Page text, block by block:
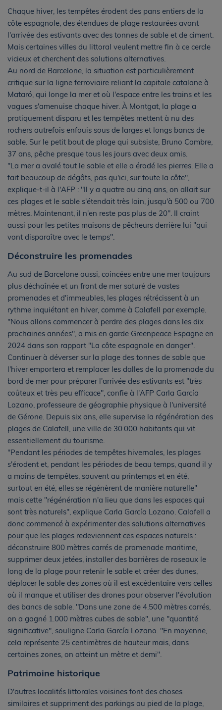
Chaque hiver, les tempêtes érodent des pans entiers de la
côte espagnole, des étendues de plage restaurées avant
l'arrivée des estivants avec des tonnes de sable et de ciment.
Mais certaines villes du littoral veulent mettre fin à ce cercle
vicieux et cherchent des solutions alternatives.
Au nord de Barcelone, la situation est particulièrement
critique sur la ligne ferroviaire reliant la capitale catalane à
Mataró, qui longe la mer et où l'espace entre les trains et les
vagues s'amenuise chaque hiver. À Montgat, la plage a
pratiquement disparu et les tempêtes mettent à nu des
rochers autrefois enfouis sous de larges et longs bancs de
sable. Sur le petit bout de plage qui subsiste, Bruno Cambre,
37 ans, pêche presque tous les jours avec deux amis.
"La mer a avalé tout le sable et elle a érodé les pierres. Elle a
fait beaucoup de dégâts, pas qu'ici, sur toute la côte",
explique-t-il à l'AFP : "Il y a quatre ou cinq ans, on allait sur
ces plages et le sable s'étendait très loin, jusqu'à 500 ou 700
mètres. Maintenant, il n'en reste pas plus de 20". Il craint
aussi pour les petites maisons de pêcheurs derrière lui "qui
vont disparaître avec le temps".
Déconstruire les promenades
Au sud de Barcelone aussi, coincées entre une mer toujours
plus déchaînée et un front de mer saturé de vastes
promenades et d'immeubles, les plages rétrécissent à un
rythme inquiétant en hiver, comme à Calafell par exemple.
"Nous allons commencer à perdre des plages dans les dix
prochaines années", a mis en garde Greenpeace Espagne en
2024 dans son rapport "La côte espagnole en danger".
Continuer à déverser sur la plage des tonnes de sable que
l'hiver emportera et remplacer les dalles de la promenade du
bord de mer pour préparer l'arrivée des estivants est "très
coûteux et très peu efficace", confie à l'AFP Carla García
Lozano, professeure de géographie physique à l'université
de Gérone. Depuis six ans, elle supervise la régénération des
plages de Calafell, une ville de 30.000 habitants qui vit
essentiellement du tourisme.
"Pendant les périodes de tempêtes hivernales, les plages
s'érodent et, pendant les périodes de beau temps, quand il y
a moins de tempêtes, souvent au printemps et en été,
surtout en été, elles se régénèrent de manière naturelle"
mais cette "régénération n'a lieu que dans les espaces qui
sont très naturels", explique Carla García Lozano. Calafell a
donc commencé à expérimenter des solutions alternatives
pour que les plages redeviennent ces espaces naturels :
déconstruire 800 mètres carrés de promenade maritime,
supprimer deux jetées, installer des barrières de roseaux le
long de la plage pour retenir le sable et créer des dunes,
déplacer le sable des zones où il est excédentaire vers celles
où il manque et utiliser des drones pour observer l'évolution
des bancs de sable. "Dans une zone de 4.500 mètres carrés,
on a gagné 1.000 mètres cubes de sable", une "quantité
significative", souligne Carla García Lozano. "En moyenne,
cela représente 25 centimètres de hauteur mais, dans
certaines zones, on atteint un mètre et demi".
Patrimoine historique
D'autres localités littorales voisines font des choses
similaires et suppriment des parkings au pied de la plage,